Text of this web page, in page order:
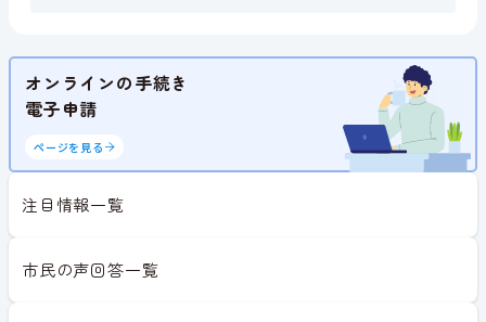
オンラインの手続き
電子申請
ページを見る
注目情報一覧
市民の声回答一覧